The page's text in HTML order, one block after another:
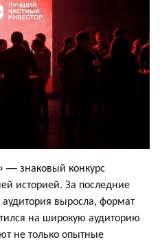
— знаковый конкурс
историей. За последние
выросла, формат
на широкую аудиторию
не только опытные